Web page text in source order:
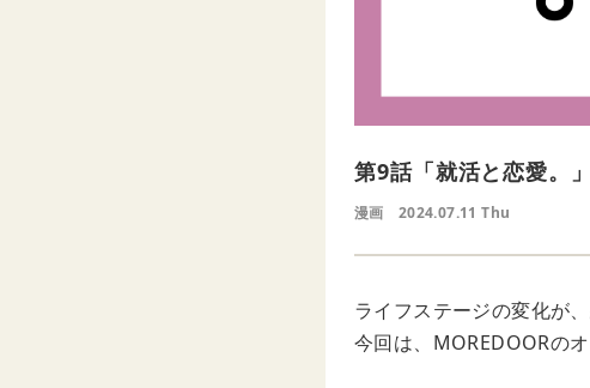
第9話「就活と恋愛。」
漫画 2024.07.11 Thu
ライフステージの変化が
今回は、MOREDOORの